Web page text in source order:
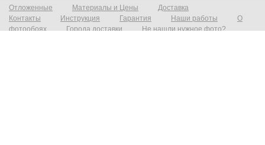
Отложенные Материалы и Цены
Доставка
Контакты
Инструкция Гарантия Наши работы
О
фотообоях
Города доставки
Не нашли нужное фото?